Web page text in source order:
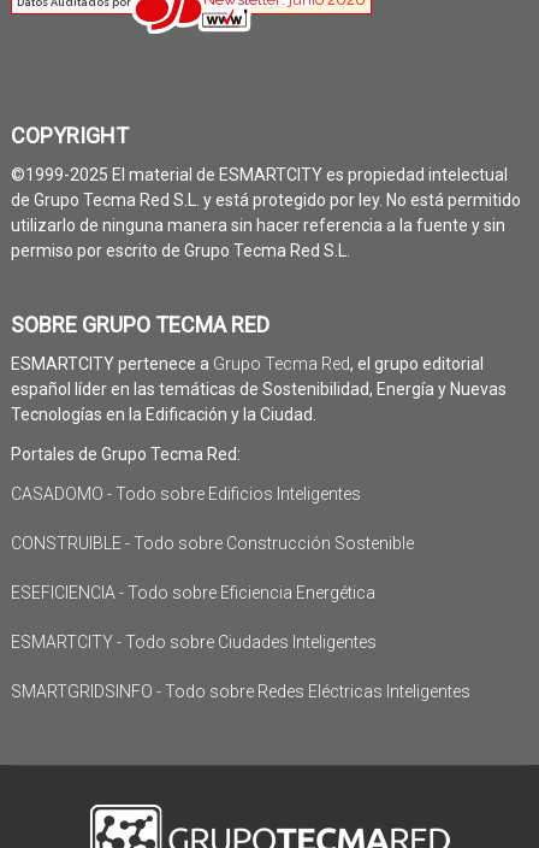
COPYRIGHT
©1999-2025 El material de ESMARTCITY es propiedad intelectual
de Grupo Tecma Red S.L. y está protegido por ley. No está permitido
utilizarlo de ninguna manera sin hacer referencia a la fuente y sin
permiso por escrito de Grupo Tecma Red S.L.
SOBRE GRUPO TECMA RED
ESMARTCITY pertenece a Grupo Tecma Red, el grupo editorial
español líder en las temáticas de Sostenibilidad, Energía y Nuevas
Tecnologías en la Edificación y la Ciudad.
Portales de Grupo Tecma Red:
CASADOMO - Todo sobre Edificios Inteligentes
CONSTRUIBLE - Todo sobre Construcción Sostenible
ESEFICIENCIA - Todo sobre Eficiencia Energética
ESMARTCITY - Todo sobre Ciudades Inteligentes
SMARTGRIDSINFO - Todo sobre Redes Eléctricas Inteligentes